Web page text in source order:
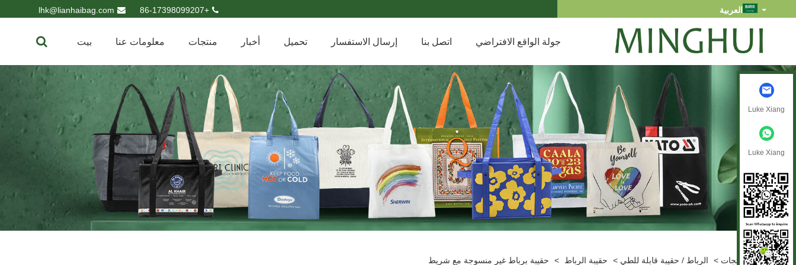
+86-17398099207
lhk@lianhaibag.com العربية
بيت معلومات عنا منتجات أخبار تحميل إرسال الاستفسار اتصل بنا جولة الواقع الافتراضي
بيت > منتجات > الرباط / حقيبة قابلة للطي > حقيبة الرباط > حقيبة برباط غير منسوجة مع شريط
Luke Xiang
Luke Xiang